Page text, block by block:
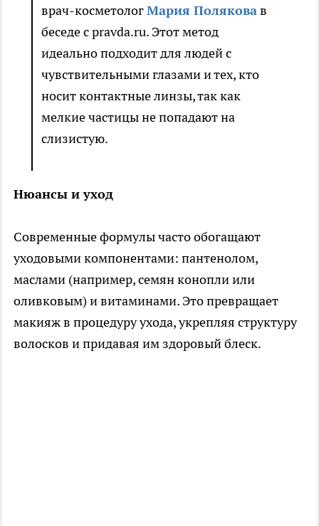
врач-косметологМария Поляковав
беседе с pravda.ru. Этот метод
идеально подходит для людей с
чувствительными глазами и тех, кто
носит контактные линзы, так как
мелкие частицы не попадают на
слизистую.
Нюансы и уход
Современные формулы часто обогащают
уходовыми компонентами: пантенолом,
маслами (например, семян конопли или
оливковым) и витаминами. Это превращает
макияж в процедуру ухода, укрепляя структуру
волосков и придавая им здоровый блеск.